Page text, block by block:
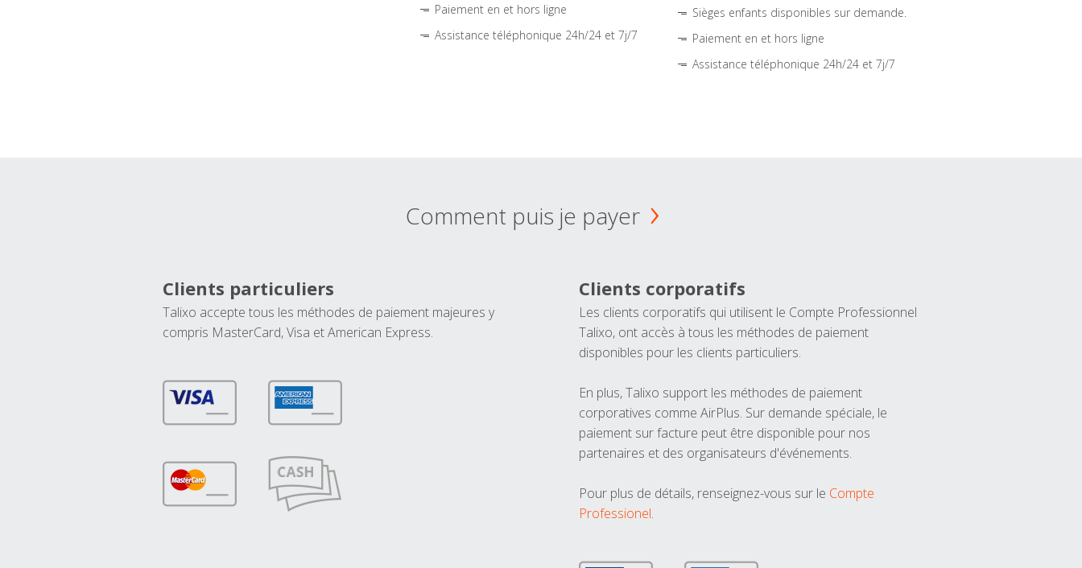
Paiement en et hors ligne
Assistance téléphonique 24h/24 et 7j/7
Sièges enfants disponibles sur demande.
Paiement en et hors ligne
Assistance téléphonique 24h/24 et 7j/7
Comment puis je payer
Clients particuliers
Talixo accepte tous les méthodes de paiement majeures y
compris MasterCard, Visa et American Express.
Clients corporatifs
Les clients corporatifs qui utilisent le Compte Professionnel
Talixo, ont accès à tous les méthodes de paiement
disponibles pour les clients particuliers.
En plus, Talixo support les méthodes de paiement
corporatives comme AirPlus. Sur demande spéciale, le
paiement sur facture peut être disponible pour nos
partenaires et des organisateurs d'événements.
Pour plus de détails, renseignez-vous sur le Compte
Professionel.